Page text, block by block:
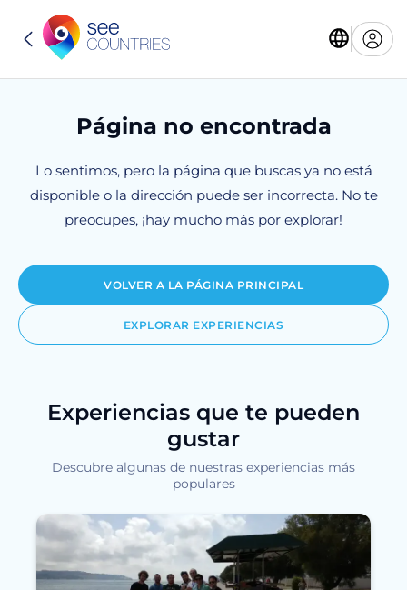
Página no encontrada
Lo sentimos, pero la página que buscas ya no está
disponible o la dirección puede ser incorrecta. No te
preocupes, ¡hay mucho más por explorar!
VOLVER A LA PÁGINA PRINCIPAL
EXPLORAR EXPERIENCIAS
Experiencias que te pueden
gustar
Descubre algunas de nuestras experiencias más
populares